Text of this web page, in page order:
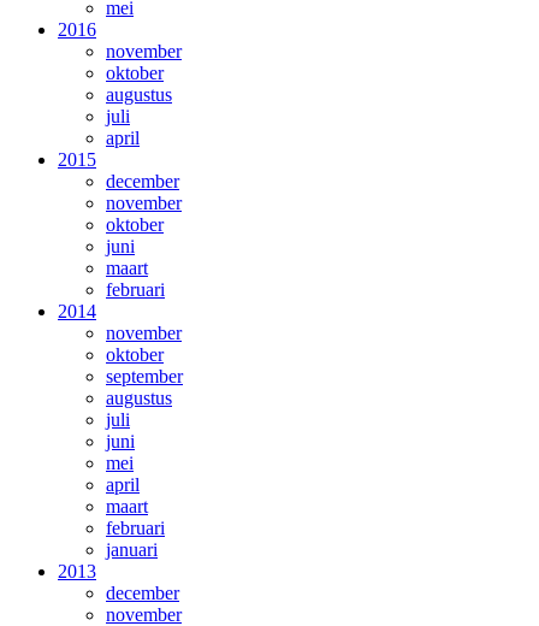
mei
2016
november
oktober
augustus
juli
april
2015
december
november
oktober
juni
maart
februari
2014
november
oktober
september
augustus
juli
juni
mei
april
maart
februari
januari
2013
december
november